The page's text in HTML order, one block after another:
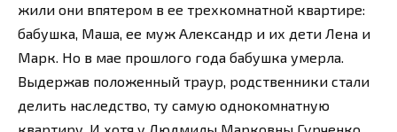
жили они впятером в ее трехкомнатной квартире:
бабушка, Маша, ее муж Александр и их дети Лена и
Марк. Но в мае прошлого года бабушка умерла.
Выдержав положенный траур, родственники стали
делить наследство, ту самую однокомнатную